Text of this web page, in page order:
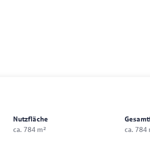
Nutzfläche
ca. 784 m² ca. 784